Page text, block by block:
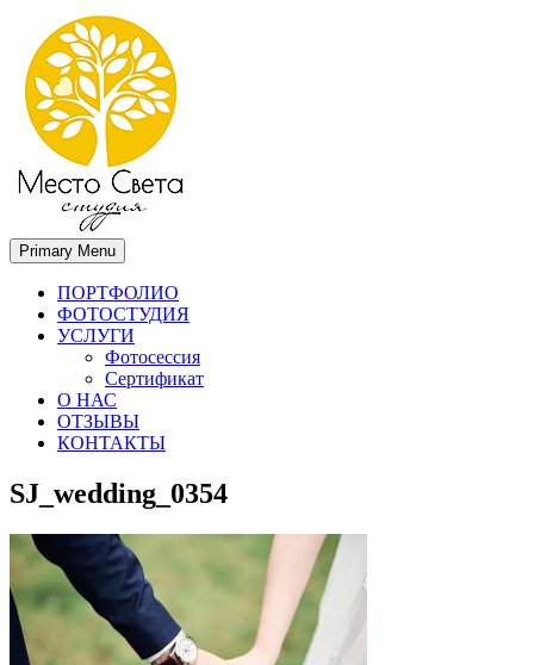
Место света. Свадебный фотограф в Орле Апальков Вячеслав
Свадебный фотограф в Орле
Primary Menu
ПОРТФОЛИО
ФОТОСТУДИЯ
УСЛУГИ
Фотосессия
Сертификат
О НАС
ОТЗЫВЫ
КОНТАКТЫ
SJ_wedding_0354